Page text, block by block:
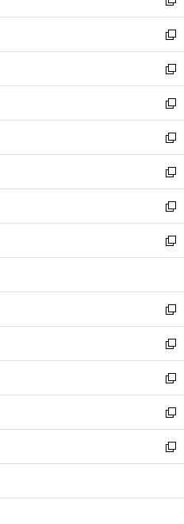
開
く
ウ
で
開
く
ン
ド
ウ
で
開
く
い
ウ
ィ
ン
ド
ウ
で
開
く
新
し
い
ウ
ィ
ン
ド
ウ
で
開
く
新
し
い
ウ
ィ
ン
ド
ウ
で
開
く
新
し
い
ウ
ィ
ン
ド
ウ
で
開
く
新
し
い
ウ
ィ
ン
ド
ウ
で
開
新
し
い
ウ
ィ
ン
ド
ウ
開
く
新
し
い
ウ
ィ
ン
ウ
で
開
く
新
し
い
ウ
ン
ド
ウ
で
開
く
新
し
ウ
ィ
ン
ド
ウ
で
開
く
新
し
い
ウ
ィ
ン
ド
ウ
で
開
新
し
い
ウ
ィ
ン
ド
ウ
開
新
し
い
ウ
ィ
ン
ウ
新
し
い
ウ
ン
新
し
ウ